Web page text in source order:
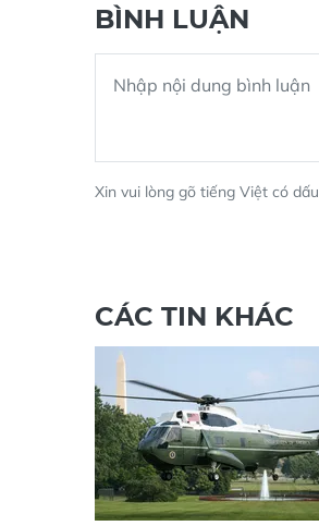
BÌNH LUẬN
Xin vui lòng gõ tiếng Việt có dấu
CÁC TIN KHÁC